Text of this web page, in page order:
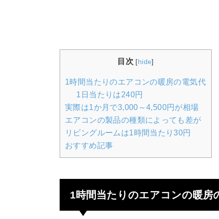
目次 [hide]
1時間当たりのエアコンの暖房の電気代
1日当たりは240円
実際は1か月で3,000～4,500円が相場
エアコンの製品の種類によっても差が
リビングルームは1時間当たり30円
おすすめ記事
1時間当たりのエアコンの暖房